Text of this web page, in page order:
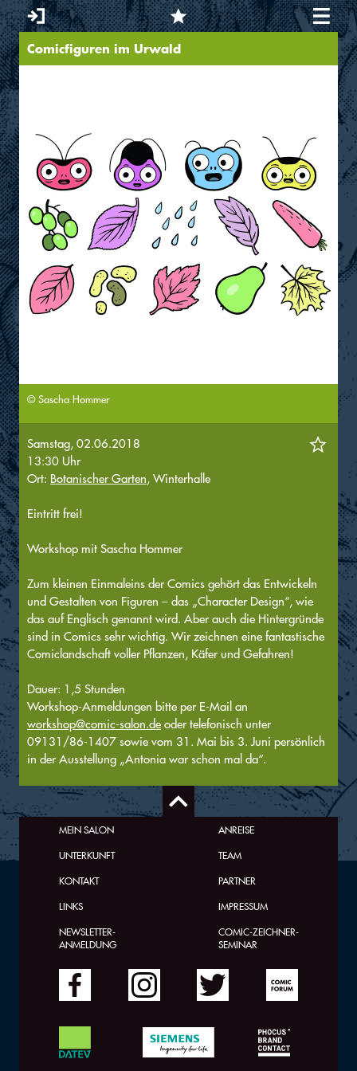
Sie sind hier
Comicfiguren im Urwald
© Sascha Hommer
Samstag, 02.06.2018
13:30 Uhr
Ort: Botanischer Garten, Winterhalle
Eintritt frei!
Workshop mit Sascha Hommer
Zum kleinen Einmaleins der Comics gehört das Entwickeln
und Gestalten von Figuren – das „Character Design“, wie
das auf Englisch genannt wird. Aber auch die Hintergründe
sind in Comics sehr wichtig. Wir zeichnen eine fantastische
Comiclandschaft voller Pflanzen, Käfer und Gefahren!
Dauer: 1,5 Stunden
Workshop-Anmeldungen bitte per E-Mail an
workshop@comic-salon.de oder telefonisch unter
09131/86-1407 sowie vom 31. Mai bis 3. Juni persönlich
in der Ausstellung „Antonia war schon mal da“.
MEIN SALON
ANREISE
UNTERKUNFT
TEAM
KONTAKT
PARTNER
LINKS
IMPRESSUM
NEWSLETTER-
ANMELDUNG
COMIC-ZEICHNER-
SEMINAR